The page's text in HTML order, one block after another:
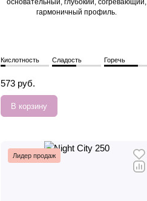
основательный, глубокий, согревающий,
гармоничный профиль.
Кислотность Сладость Горечь
573 руб.
В корзину
Лидер продаж